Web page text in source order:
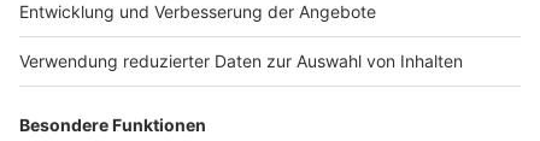
gegeben.
Ihr bringt am Show-Tag eure eigenen
Schlittschuhe mit.
Anzeige